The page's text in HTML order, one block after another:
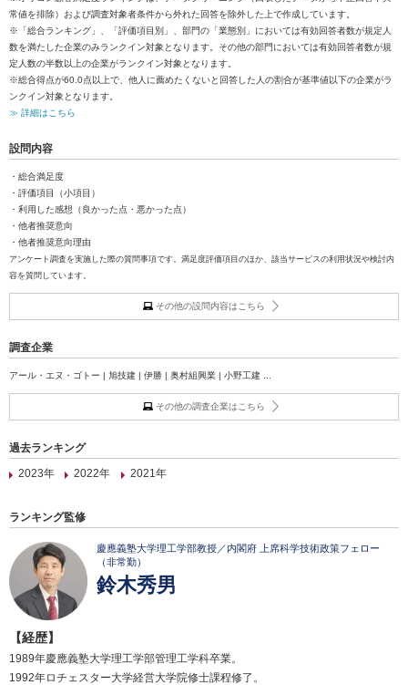
常値を排除）および調査対象者条件から外れた回答を除外した上で作成しています。
※「総合ランキング」、「評価項目別」、部門の「業態別」においては有効回答者数が規定人
数を満たした企業のみランクイン対象となります。その他の部門においては有効回答者数が規
定人数の半数以上の企業がランクイン対象となります。
※総合得点が60.0点以上で、他人に薦めたくないと回答した人の割合が基準値以下の企業がラ
ンクイン対象となります。
≫ 詳細はこちら
設問内容
・総合満足度
・評価項目（小項目）
・利用した感想（良かった点・悪かった点）
・他者推奨意向
・他者推奨意向理由
アンケート調査を実施した際の質問事項です。満足度評価項目のほか、該当サービスの利用状況や検討内
容を質問しています。
その他の設問内容はこちら
調査企業
アール・エヌ・ゴトー | 旭技建 | 伊勝 | 奥村組興業 | 小野工建 ...
その他の調査企業はこちら
過去ランキング
2023年
2022年 2021年
ランキング監修
慶應義塾大学理工学部教授／内閣府 上席科学技術政策フェロー
（非常勤）
鈴木秀男
【経歴】
1989年慶應義塾大学理工学部管理工学科卒業。
1992年ロチェスター大学経営大学院修士課程修了。